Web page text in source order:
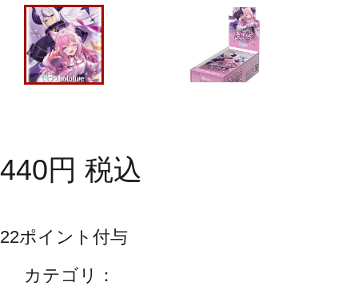
440円 税込
22ポイント付与
カテゴリ：